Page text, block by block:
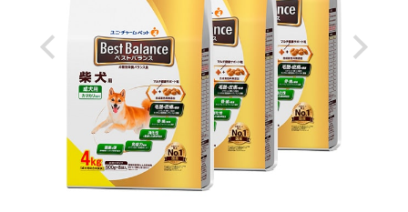
Previous Next